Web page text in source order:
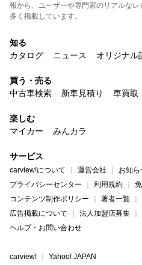
報から、ユーザーや専門家のリアルな
多く掲載しています。
知る
カタログ
ニュース オリジナル
買う・売る
中古車検索
新車見積り 車買取
楽しむ
マイカー
みんカラ
サービス
carview!について 運営会社 お知ら
プライバシーセンター
利用規約
コンテンツ制作ポリシー
著者一覧
広告掲載について
法人加盟店募集
ヘルプ・お問い合わせ
carview! Yahoo! JAPAN